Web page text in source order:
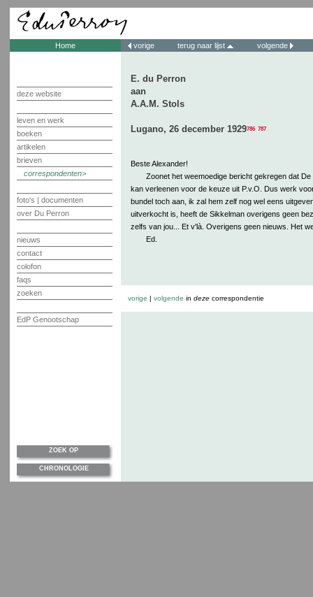
Home
deze website
leven en werk
boeken
artikelen
brieven
correspondenten
foto's | documenten
over Du Perron
nieuws
contact
colofon
faqs
zoeken
EdP Genootschap
vorige terug naar lijst volgende
E. du Perron
aan
A.A.M. Stols
Lugano, 26 december 1929786 787
Beste Alexander!
Zoonet het weemoedige bericht gekregen dat
kan verleenen voor de keuze uit P.v.O. Dus werk
bundel toch aan, ik zal hem zelf nog wel eens
uitverkocht is, heeft de Sikkelman overigens geen
zelfs van jou... Et v'là. Overigens geen nieuws. Het
Ed.
vorige | volgende in dezecorrespondentie
ZOEK OP
CHRONOLOGIE